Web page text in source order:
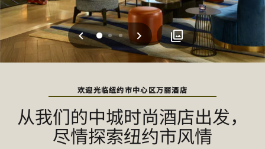
上一页
012 下一页
欢迎光临纽约市中心区万丽酒店
从我们的中城时尚酒店出发，
尽情探索纽约市风情